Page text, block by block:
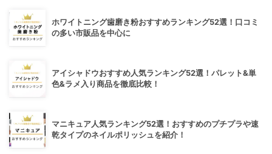
ホワイトニング歯磨き粉おすすめランキング52選！口コミ
の多い市販品を中心に
アイシャドウおすすめ人気ランキング52選！パレット&単
色&ラメ入り商品を徹底比較！
マニキュア人気ランキング52選！おすすめのプチプラや速
乾タイプのネイルポリッシュを紹介！